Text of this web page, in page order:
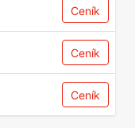
Ceník
Ceník
Ceník